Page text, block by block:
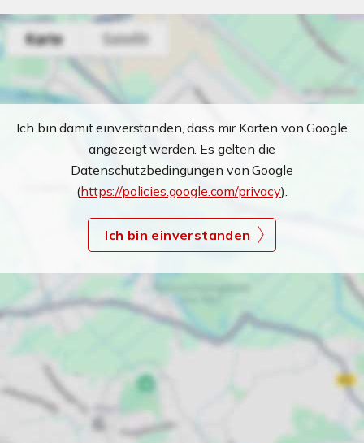
Ich bin damit einverstanden, dass mir Karten von Google
angezeigt werden. Es gelten die
Datenschutzbedingungen von Google
(https://policies.google.com/privacy).
Ich bin einverstanden